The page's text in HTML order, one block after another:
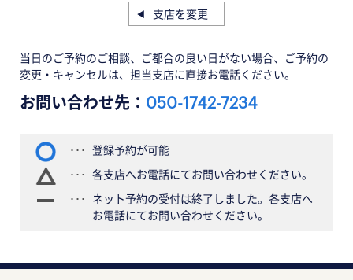
支店を変更
当日のご予約のご相談、ご都合の良い日がない場合、ご予約の
変更・キャンセルは、担当支店に直接お電話ください。
お問い合わせ先： 050-1742-7234
登録予約が可能
各支店へお電話にてお問い合わせください。
ネット予約の受付は終了しました。各支店へ
お電話にてお問い合わせください。